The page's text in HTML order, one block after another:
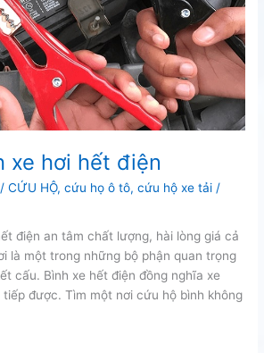
xe hơi hết điện
/CỨU HỘ,cứu họ ô tô,cứu hộ xe tải /
điện an tâm chất lượng, hài lòng giá cả
là một trong những bộ phận quan trọng
cấu. Bình xe hết điện đồng nghĩa xe
được. Tìm một nơi cứu hộ bình không